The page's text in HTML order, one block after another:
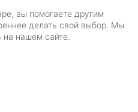
вы помогаете другим
делать свой выбор. Мы
на нашем сайте.